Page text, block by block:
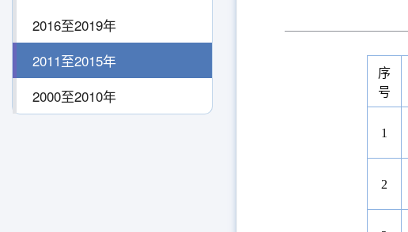
2016至2019年
2011至2015年
2000至2010年
序
号
1
2